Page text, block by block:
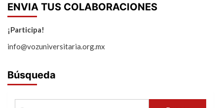
ENVIA TUS COLABORACIONES
¡Participa!
info@vozuniversitaria.org.mx
Búsqueda